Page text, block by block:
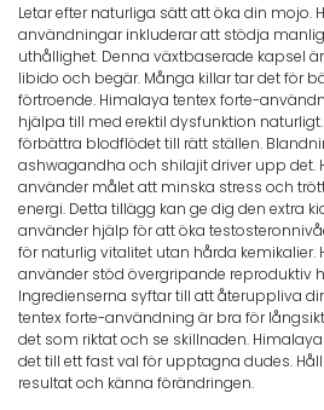
Letar efter naturliga sätt att öka din mojo.
användningar inkluderar att stödja
uthållighet. Denna växtbaserade kapsel
libido och begär. Många killar tar det för
förtroende. Himalaya tentex forte-
hjälpa till med erektil dysfunktion
förbättra blodflödet till rätt ställen.
ashwagandha och shilajit driver upp det.
använder målet att minska stress och
energi. Detta tillägg kan ge dig den extra
använder hjälp för att öka
för naturlig vitalitet utan hårda kemikalier.
använder stöd övergripande reproduktiv
Ingredienserna syftar till att återuppliva
tentex forte-användning är bra för
det som riktat och se skillnaden.
det till ett fast val för upptagna dudes.
resultat och känna förändringen.